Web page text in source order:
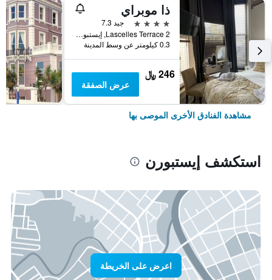
ذا موبراي
4 نجوم
جيد 7.3
2 Lascelles Terrace, إيستبورن, المملكة المتحدة
0.3 كيلومتر عن وسط المدينة
246 ﷼
عرض الصفقة
مشاهدة الفنادق الأخرى الموصى بها
استكشف إيستبورن
اعرض على الخريطة